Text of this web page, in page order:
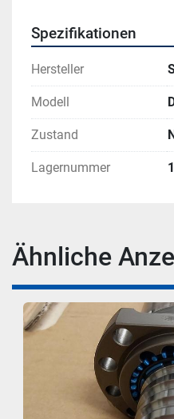
Spezifikationen
Hersteller
Modell
Zustand
Lagernummer
Ähnliche